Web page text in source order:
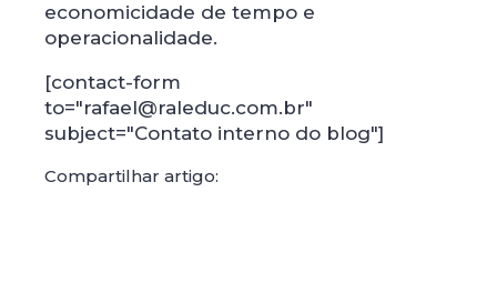
economicidade de tempo e
operacionalidade.
[contact-form
to="rafael@raleduc.com.br"
subject="Contato interno do blog"]
Compartilhar artigo: